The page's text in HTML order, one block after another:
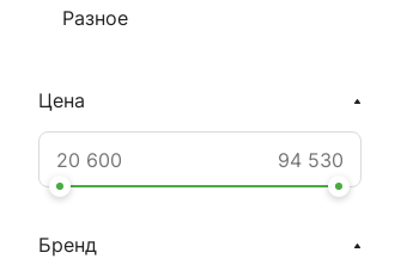
Разное
Цена
Бренд